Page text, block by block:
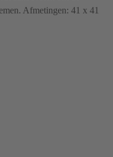
Afmetingen: 41 x 41